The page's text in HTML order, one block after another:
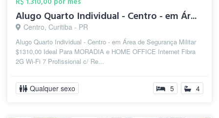
Alugo Quarto Individual - Centro - em Ár...
Centro, Curitiba - PR
Alugo Quarto Individual - Centro - em Área de Segurança Militar
$1310,00 Ideal Para MORADIA e HOME OFFICE Internet Fibra
2G Wi-Fi 7 Profissional c/ Re...
Qualquer sexo 5 4